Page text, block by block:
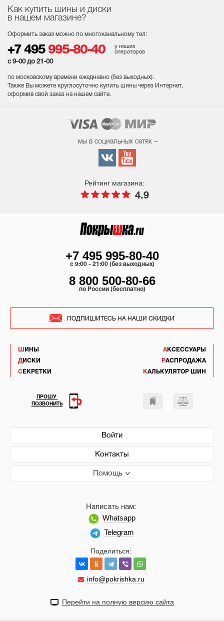
Как купить шины и диски
в нашем магазине?
Оформить заказ можно по многоканальному тел:
+7 495 995-80-40
у наших
операторов
с 9-00 до 21-00
по московскому времени ежедневно (без выходных).
Также Вы можете круглосуточно купить шины через Интернет,
оформив свой заказ на нашем сайте.
мы в социальных сетях –
Рейтинг магазина:
4.9
ШИНЫ
ДИСКИ
СЕКРЕТКИ
АКСЕССУАРЫ
РАСПРОДАЖА
КАЛЬКУЛЯТОР ШИН
Войти
Контакты
Помощь
Поделиться:
info@pokrishka.ru
Написать нам:
Whatsapp
Telegram
+7 495 995-80-40
c 9:00 - 21:00 (без выходных)
8 800 500-80-66
по России (бесплатно)
ПОДПИШИТЕСЬ НА НАШИ СКИДКИ
ПРОШУ
ПОЗВОНИТЬ
Перейти на полную версию сайта